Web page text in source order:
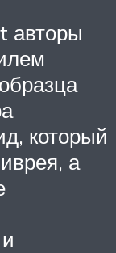
авторы
который
а